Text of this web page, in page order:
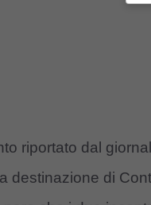
riportato dal
destinazione di